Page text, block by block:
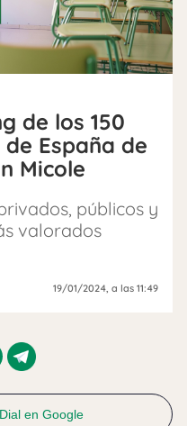
de los 150
España de
Micole
públicos y
valorados
19/01/2024, a las 11:49
en Google